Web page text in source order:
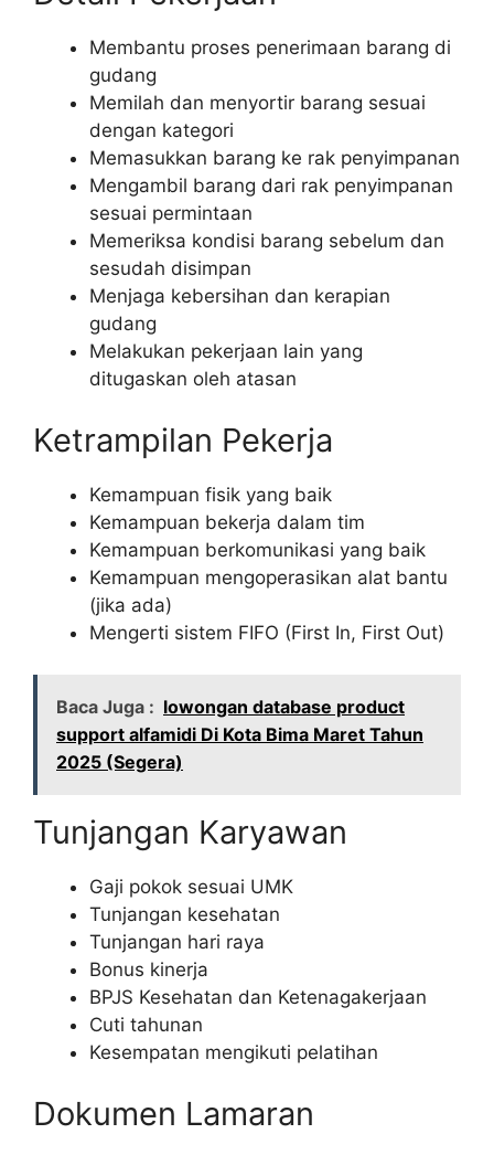
Membantu proses penerimaan barang di
gudang
Memilah dan menyortir barang sesuai
dengan kategori
Memasukkan barang ke rak penyimpanan
Mengambil barang dari rak penyimpanan
sesuai permintaan
Memeriksa kondisi barang sebelum dan
sesudah disimpan
Menjaga kebersihan dan kerapian
gudang
Melakukan pekerjaan lain yang
ditugaskan oleh atasan
Ketrampilan Pekerja
Kemampuan fisik yang baik
Kemampuan bekerja dalam tim
Kemampuan berkomunikasi yang baik
Kemampuan mengoperasikan alat bantu
(jika ada)
Mengerti sistem FIFO (First In, First Out)
Baca Juga : lowongan database product
support alfamidi Di Kota Bima Maret Tahun
2025 (Segera)
Tunjangan Karyawan
Gaji pokok sesuai UMK
Tunjangan kesehatan
Tunjangan hari raya
Bonus kinerja
BPJS Kesehatan dan Ketenagakerjaan
Cuti tahunan
Kesempatan mengikuti pelatihan
Dokumen Lamaran